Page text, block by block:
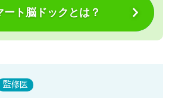
ート脳ドックとは？
監修医